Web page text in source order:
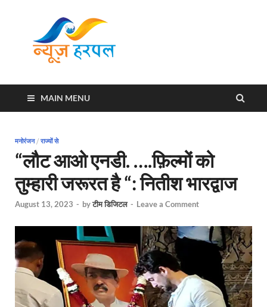
MAIN MENU
मनोरंजन/ राज्यों से
“लौट आओ एनडी. ….फ़िल्मों को
तुम्हारी जरूरत है “: नितीश भारद्वाज
August 13, 2023 - byटीम डिजिटल - Leave a Comment